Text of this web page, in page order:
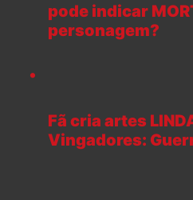
pode indicar
personagem?
Fã cria artes
Vingadores: